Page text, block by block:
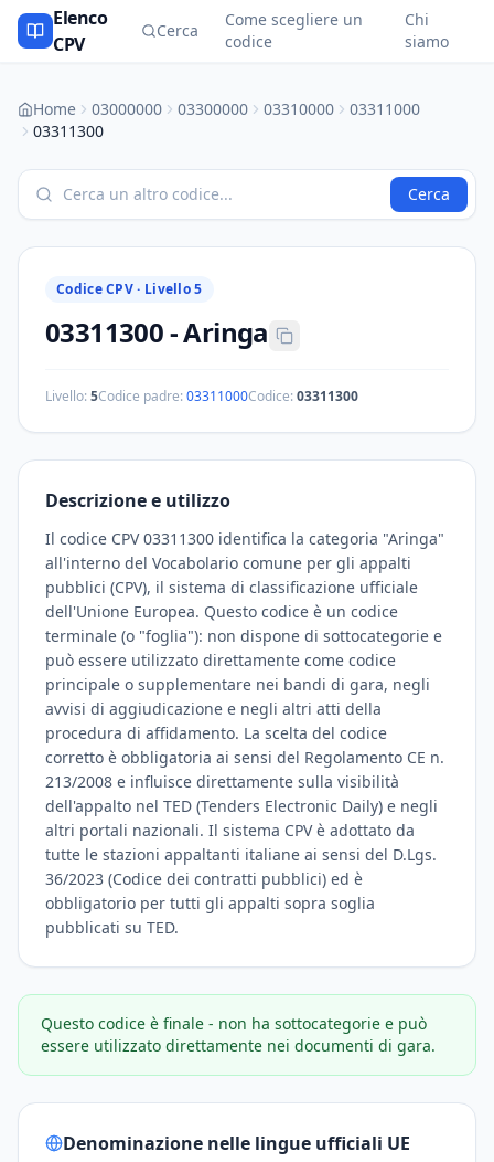
Elenco
CPV
Cerca
Come scegliere un
codice
Chi
siamo
Home 03000000 03300000 03310000
03311000
03311300
Cerca
Codice CPV · Livello 5
03311300-Aringa
Livello:5Codice padre:03311000Codice:03311300
Descrizione e utilizzo
Il codice CPV 03311300 identifica la categoria "Aringa"
all'interno del Vocabolario comune per gli appalti
pubblici (CPV), il sistema di classificazione ufficiale
dell'Unione Europea. Questo codice è un codice
terminale (o "foglia"): non dispone di sottocategorie e
può essere utilizzato direttamente come codice
principale o supplementare nei bandi di gara, negli
avvisi di aggiudicazione e negli altri atti della
procedura di affidamento. La scelta del codice
corretto è obbligatoria ai sensi del Regolamento CE n.
213/2008 e influisce direttamente sulla visibilità
dell'appalto nel TED (Tenders Electronic Daily) e negli
altri portali nazionali. Il sistema CPV è adottato da
tutte le stazioni appaltanti italiane ai sensi del D.Lgs.
36/2023 (Codice dei contratti pubblici) ed è
obbligatorio per tutti gli appalti sopra soglia
pubblicati su TED.
Questo codice è finale - non ha sottocategorie e può
essere utilizzato direttamente nei documenti di gara.
Denominazione nelle lingue ufficiali UE